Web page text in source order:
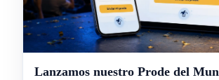
Lanzamos nuestro Prode del